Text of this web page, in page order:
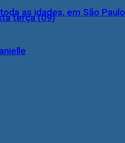
terça (09)
as idades, em São Paulo